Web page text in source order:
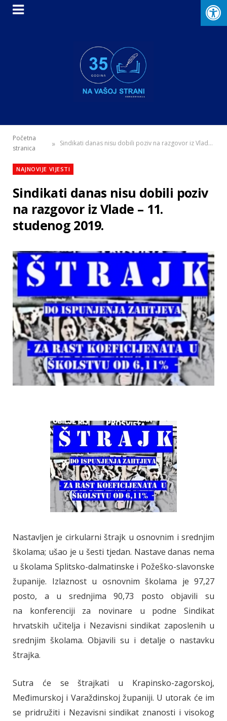
Početna
stranica
» Sindikati danas nisu dobili poziv na razgovor iz Vlade – 11. studenog 2019.
NAJNOVIJE VIJESTI
Sindikati danas nisu dobili poziv
na razgovor iz Vlade – 11.
studenog 2019.
Nastavljen je cirkularni štrajk u osnovnim i srednjim
školama; ušao je u šesti tjedan. Nastave danas nema
u školama Splitsko-dalmatinske i Požeško-slavonske
županije. Izlaznost u osnovnim školama je 97,27
posto, a u srednjima 90,73 posto objavili su
na konferenciji za novinare u podne Sindikat
hrvatskih učitelja i Nezavisni sindikat zaposlenih u
srednjim školama. Objavili su i detalje o nastavku
štrajka.
Sutra će se štrajkati u Krapinsko-zagorskoj,
Međimurskoj i Varaždinskoj županiji. U utorak će im
se pridružiti i Nezavisni sindikat znanosti i visokog